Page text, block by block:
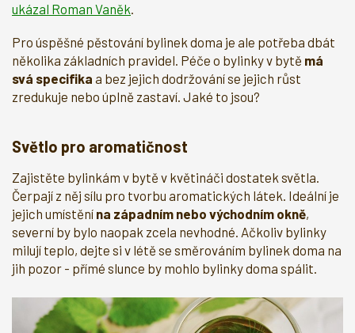
ukázal Roman Vaněk.
Pro úspěšné pěstování bylinek doma je ale potřeba dbát
několika základních pravidel. Péče o bylinky v bytě má
svá specifika a bez jejich dodržování se jejich růst
zredukuje nebo úplně zastaví. Jaké to jsou?
Světlo pro aromatičnost
Zajistěte bylinkám v bytě v květináči dostatek světla.
Čerpají z něj sílu pro tvorbu aromatických látek. Ideální je
jejich umístění na západním nebo východním okně,
severní by bylo naopak zcela nevhodné. Ačkoliv bylinky
milují teplo, dejte si v létě se směrováním bylinek doma na
jih pozor - přímé slunce by mohlo bylinky doma spálit.